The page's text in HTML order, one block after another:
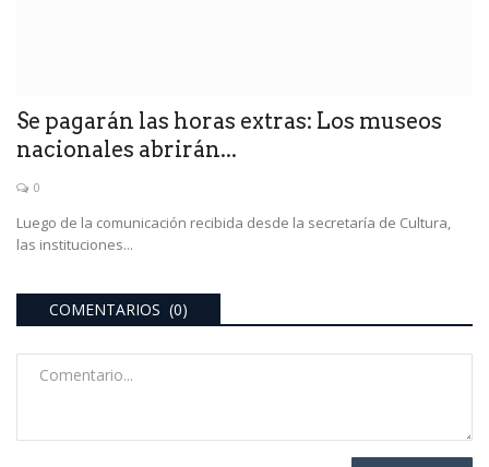
Se pagarán las horas extras: Los museos
nacionales abrirán...
0
Luego de la comunicación recibida desde la secretaría de Cultura,
las instituciones...
COMENTARIOS (0)